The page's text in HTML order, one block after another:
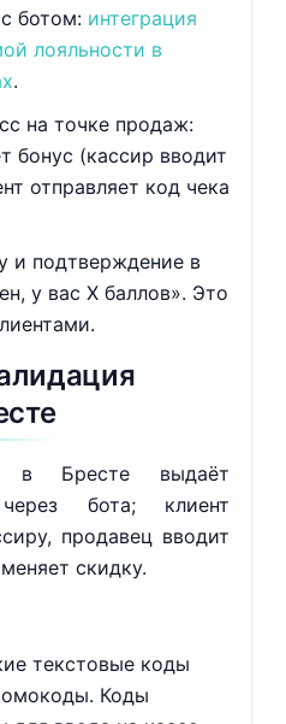
ботом: интеграция
лояльности в
.
на точке продаж:
бонус (кассир вводит
отправляет код чека
и подтверждение в
у вас X баллов». Это
в Бресте выдаёт
бота; клиент
продавец вводит
скидку.
текстовые коды
Коды